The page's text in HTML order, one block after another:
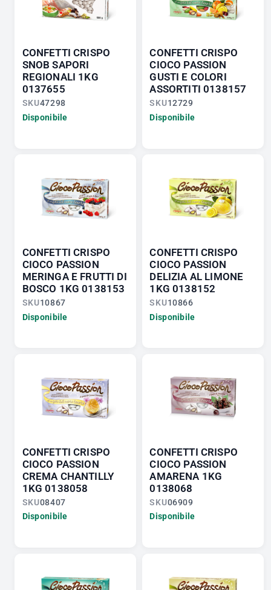
CONFETTI CRISPO
SNOB SAPORI
REGIONALI 1KG
0137655
SKU47298
Disponibile
CONFETTI CRISPO
CIOCO PASSION
GUSTI E COLORI
ASSORTITI 0138157
SKU12729
Disponibile
CONFETTI CRISPO
CIOCO PASSION
MERINGA E FRUTTI DI
BOSCO 1KG 0138153
SKU10867
Disponibile
CONFETTI CRISPO
CIOCO PASSION
DELIZIA AL LIMONE
1KG 0138152
SKU10866
Disponibile
CONFETTI CRISPO
CIOCO PASSION
CREMA CHANTILLY
1KG 0138058
SKU08407
Disponibile
CONFETTI CRISPO
CIOCO PASSION
AMARENA 1KG
0138068
SKU06909
Disponibile